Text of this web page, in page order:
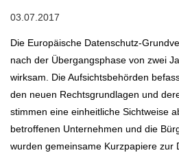
03.07.2017
Die Europäische Datenschutz-
nach der Übergangsphase von zwei
wirksam. Die Aufsichtsbehörden
den neuen Rechtsgrundlagen und
stimmen eine einheitliche Sichtweise
betroffenen Unternehmen und die
wurden gemeinsame Kurzpapiere zur